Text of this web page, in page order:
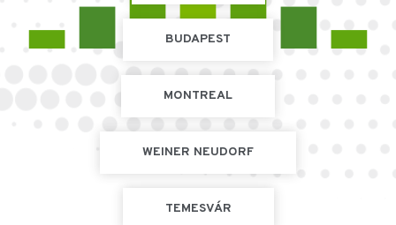
BUDAPEST
MONTREAL
WEINER NEUDORF
TEMESVÁR